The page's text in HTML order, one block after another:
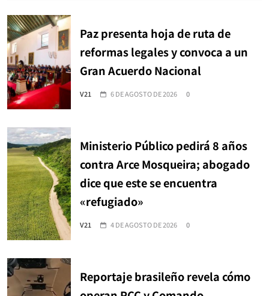
Paz presenta hoja de ruta de
reformas legales y convoca a un
Gran Acuerdo Nacional
V21 6 DE AGOSTO DE 2026 0
Ministerio Público pedirá 8 años
contra Arce Mosqueira; abogado
dice que este se encuentra
«refugiado»
V21 4 DE AGOSTO DE 2026 0
Reportaje brasileño revela cómo